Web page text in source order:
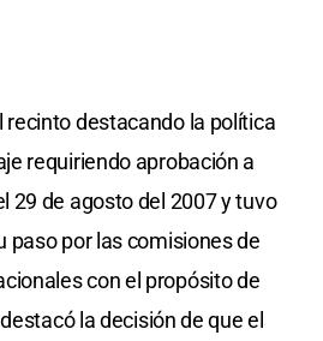
destacando la política
requiriendo aprobación a
29 de agosto del 2007 y tuvo
paso por las comisiones de
con el propósito de
la decisión de que el